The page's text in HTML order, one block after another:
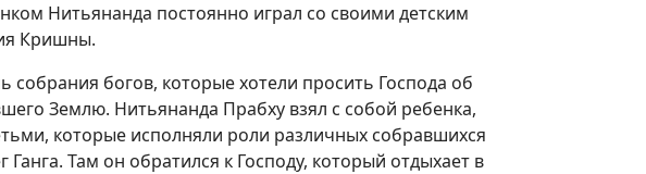
Нитьянанда постоянно играл со своими детским
Кришны.
собрания богов, которые хотели просить Господа об
Землю. Нитьянанда Прабху взял с собой ребенка,
которые исполняли роли различных собравшихся
Там он обратился к Господу, который отдыхает в